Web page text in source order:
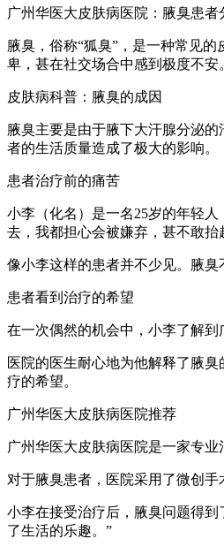
广州华医大皮肤病医院：腋臭患者
腋臭，俗称“狐臭”，是一种常见
卑，甚在社交场合中感到极度不
皮肤病科普：腋臭的成因
腋臭主要是由于腋下大汗腺分泌
者的生活质量造成了极大的影响。
患者治疗前的痛苦
小李（化名）是一名25岁的年轻
去，我都担心会被嫌弃，甚不敢
像小李这样的患者并不少见。腋
患者看到治疗的希望
在一次偶然的机会中，小李了解
医院的医生耐心地为他解释了腋
疗的希望。
广州华医大皮肤病医院推荐
广州华医大皮肤病医院是一家专
对于腋臭患者，医院采用了微创
小李在接受治疗后，腋臭问题得
了生活的乐趣。”